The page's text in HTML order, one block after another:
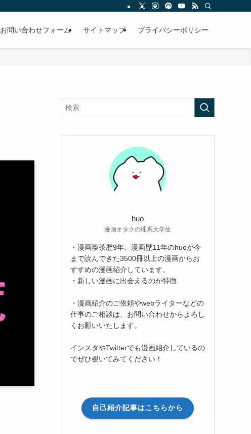
お問い合わせフォーム サイトマップ プライバシーポリシー
huo
漫画オタクの理系大学生
・漫画喫茶歴9年、漫画歴11年のhuoが今
まで読んできた3500冊以上の漫画からお
すすめの漫画紹介しています。
・新しい漫画に出会えるのが特徴
・漫画紹介のご依頼やwebライターなどの
仕事のご相談は、お問い合わせからよろし
くお願いいたします。
インスタやTwitterでも漫画紹介しているの
でぜひ覗いてみてください！
自己紹介記事はこちらから